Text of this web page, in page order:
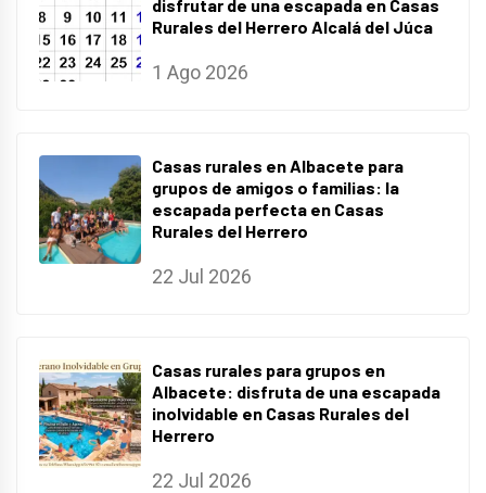
disfrutar de una escapada en Casas
Rurales del Herrero Alcalá del Júca
1 Ago 2026
Casas rurales en Albacete para
grupos de amigos o familias: la
escapada perfecta en Casas
Rurales del Herrero
22 Jul 2026
Casas rurales para grupos en
Albacete: disfruta de una escapada
inolvidable en Casas Rurales del
Herrero
22 Jul 2026